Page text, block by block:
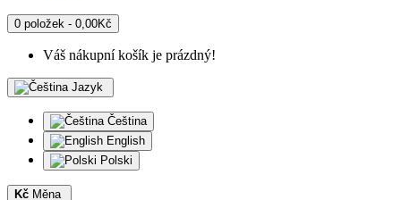
0 položek - 0,00Kč
Váš nákupní košík je prázdný!
Jazyk
Čeština
English
Polski
Kč Měna